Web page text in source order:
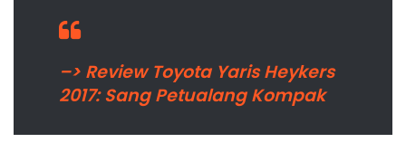
–> Review Toyota Yaris Heykers
2017: Sang Petualang Kompak